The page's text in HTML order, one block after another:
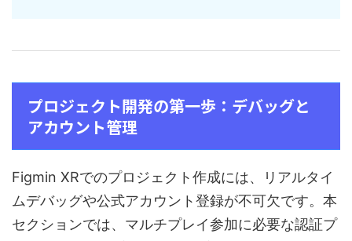
プロジェクト開発の第一歩：デバッグと
アカウント管理
Figmin XRでのプロジェクト作成には、リアルタイ
ムデバッグや公式アカウント登録が不可欠です。本
セクションでは、マルチプレイ参加に必要な認証プ